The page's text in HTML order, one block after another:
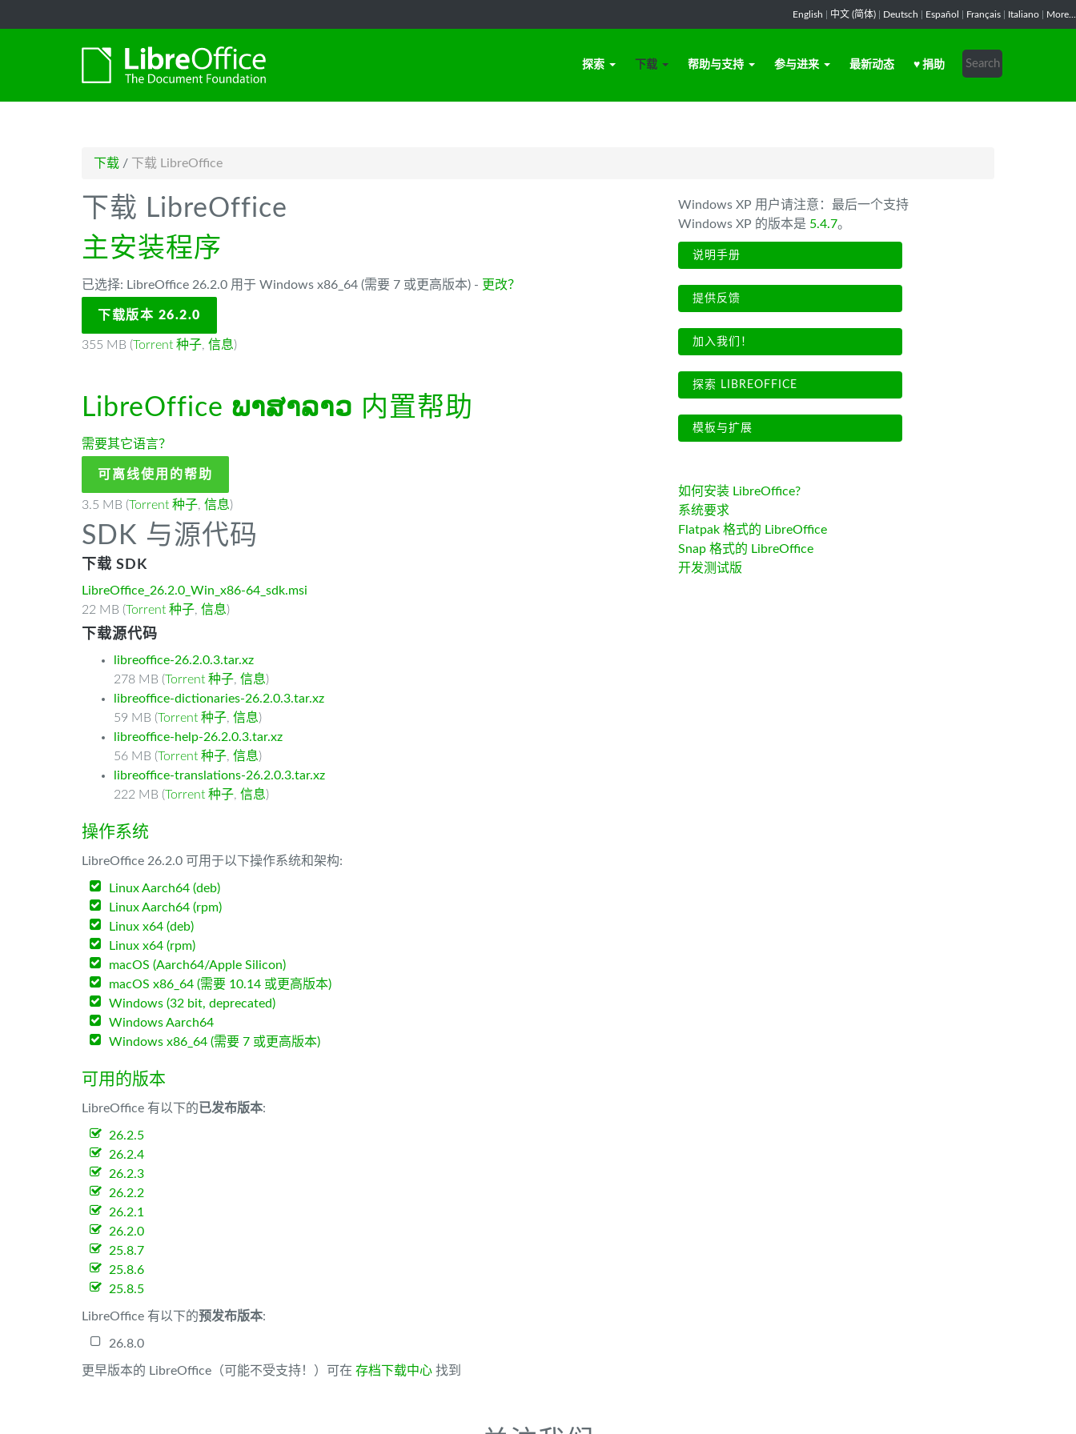
English 中文 (简体) Deutsch Español Français Italiano More...
探索 下载 帮助与支持 参与进来 最新动态 ♥ 捐助
下载 / 下载 LibreOffice
下载 LibreOffice
主安装程序
已选择: LibreOffice 26.2.0 用于 Windows x86_64 (需要 7 或更高版本) - 更改？
下载版本 26.2.0
355 MB (Torrent 种子, 信息)
LibreOffice ພາສາລາວ 内置帮助
需要其它语言？
可离线使用的帮助
3.5 MB (Torrent 种子, 信息)
SDK 与源代码
下载 SDK
LibreOffice_26.2.0_Win_x86-64_sdk.msi
22 MB (Torrent 种子, 信息)
下载源代码
libreoffice-26.2.0.3.tar.xz
278 MB (Torrent 种子, 信息)
libreoffice-dictionaries-26.2.0.3.tar.xz
59 MB (Torrent 种子, 信息)
libreoffice-help-26.2.0.3.tar.xz
56 MB (Torrent 种子, 信息)
libreoffice-translations-26.2.0.3.tar.xz
222 MB (Torrent 种子, 信息)
操作系统
LibreOffice 26.2.0 可用于以下操作系统和架构:
Linux Aarch64 (deb)
Linux Aarch64 (rpm)
Linux x64 (deb)
Linux x64 (rpm)
macOS (Aarch64/Apple Silicon)
macOS x86_64 (需要 10.14 或更高版本)
Windows (32 bit, deprecated)
Windows Aarch64
Windows x86_64 (需要 7 或更高版本)
可用的版本
LibreOffice 有以下的已发布版本:
26.2.5
26.2.4
26.2.3
26.2.2
26.2.1
26.2.0
25.8.7
25.8.6
25.8.5
LibreOffice 有以下的预发布版本:
26.8.0
更早版本的 LibreOffice（可能不受支持！）可在 存档下载中心 找到
Windows XP 用户请注意：最后一个支持
Windows XP 的版本是 5.4.7。
说明手册
提供反馈
加入我们！
探索 LIBREOFFICE
模板与扩展
如何安装 LibreOffice?
系统要求
Flatpak 格式的 LibreOffice
Snap 格式的 LibreOffice
开发测试版